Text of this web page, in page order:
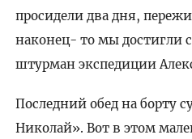
просидели два дня,
наконец- то мы достигли
штурман экспедиции
Последний обед на борту
Николай». Вот в этом